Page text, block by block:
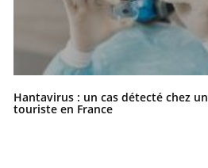
Hantavirus : un cas détecté chez un
touriste en France